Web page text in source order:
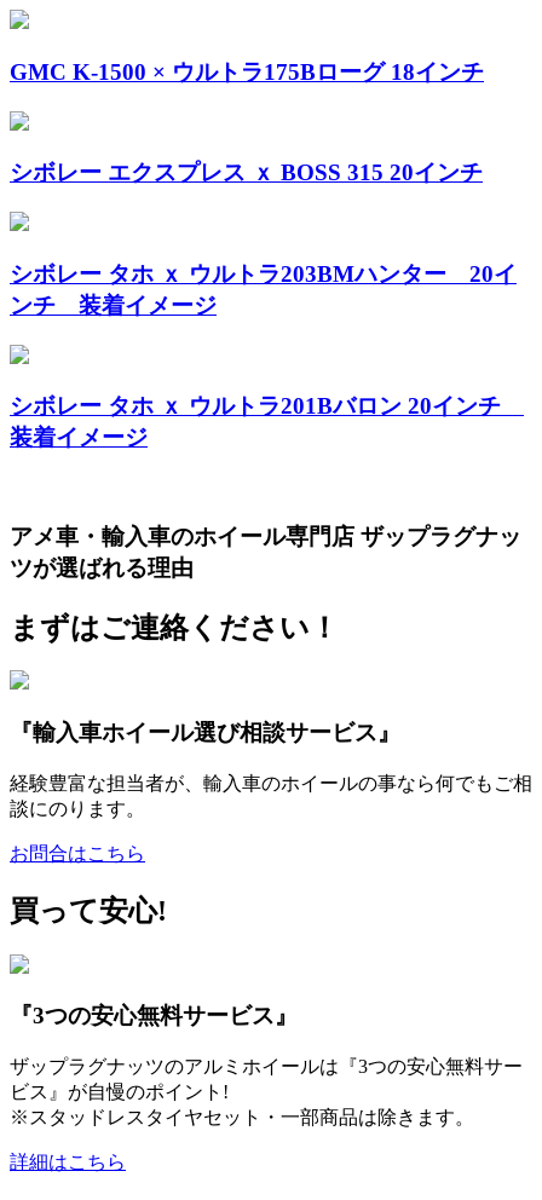
GMC K-1500 × ウルトラ175Bローグ 18インチ
シボレー エクスプレス ｘ BOSS 315 20インチ
シボレー タホ ｘ ウルトラ203BMハンター 20イ
ンチ 装着イメージ
シボレー タホ ｘ ウルトラ201Bバロン 20インチ
装着イメージ
アメ車・輸入車のホイール専門店 ザップラグナッ
ツが選ばれる理由
まずはご連絡ください！
『輸入車ホイール選び相談サービス』
経験豊富な担当者が、輸入車のホイールの事なら何でもご相
談にのります。
お問合はこちら
買って安心!
『3つの安心無料サービス』
ザップラグナッツのアルミホイールは『3つの安心無料サー
ビス』が自慢のポイント!
※スタッドレスタイヤセット・一部商品は除きます。
詳細はこちら